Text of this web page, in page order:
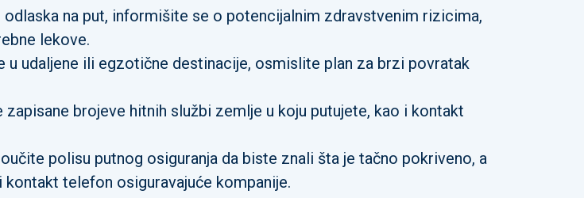
odlaska na put, informišite se o potencijalnim zdravstvenim rizicima,
lekove.
u udaljene ili egzotične destinacije, osmislite plan za brzi povratak
zapisane brojeve hitnih službi zemlje u koju putujete, kao i kontakt
polisu putnog osiguranja da biste znali šta je tačno pokriveno, a
telefon osiguravajuće kompanije.